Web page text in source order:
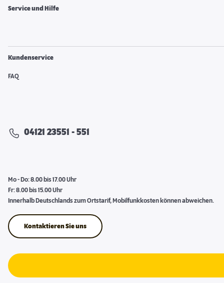
Service und Hilfe
Kundenservice
FAQ
04121 23551 - 551
Mo - Do: 8.00 bis 17.00 Uhr
Fr: 8.00 bis 15.00 Uhr
Innerhalb Deutschlands zum Ortstarif, Mobilfunkkosten können abweichen.
Kontaktieren Sie uns